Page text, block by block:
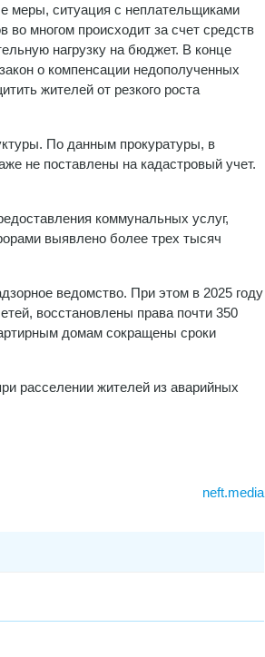
меры, ситуация с неплательщиками
во многом происходит за счет средств
нагрузку на бюджет. В конце
о компенсации недополученных
жителей от резкого роста
По данным прокуратуры, в
не поставлены на кадастровый учет.
коммунальных услуг,
выявлено более трех тысяч
ведомство. При этом в 2025 году
восстановлены права почти 350
домам сокращены сроки
расселении жителей из аварийных
neft.media